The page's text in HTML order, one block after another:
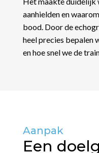
aanhielden en
bood. Door de
heel precies bepalen
en hoe snel we de
Aanpak
Een